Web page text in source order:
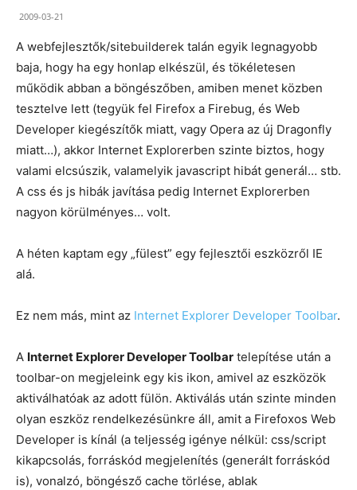
2009-03-21
A webfejlesztők/sitebuilderek talán egyik legnagyobb
baja, hogy ha egy honlap elkészül, és tökéletesen
működik abban a böngészőben, amiben menet közben
tesztelve lett (tegyük fel Firefox a Firebug, és Web
Developer kiegészítők miatt, vagy Opera az új Dragonfly
miatt…), akkor Internet Explorerben szinte biztos, hogy
valami elcsúszik, valamelyik javascript hibát generál… stb.
A css és js hibák javítása pedig Internet Explorerben
nagyon körülményes… volt.
A héten kaptam egy „fülest” egy fejlesztői eszközről IE
alá.
Ez nem más, mint az Internet Explorer Developer Toolbar.
A Internet Explorer Developer Toolbar telepítése után a
toolbar-on megjeleink egy kis ikon, amivel az eszközök
aktiválhatóak az adott fülön. Aktiválás után szinte minden
olyan eszköz rendelkezésünkre áll, amit a Firefoxos Web
Developer is kínál (a teljesség igénye nélkül: css/script
kikapcsolás, forráskód megjelenítés (generált forráskód
is), vonalzó, böngésző cache törlése, ablak